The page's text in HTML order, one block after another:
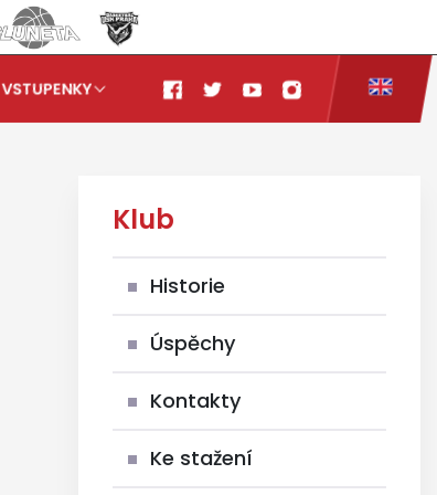
VSTUPENKY
Klub
Historie
Úspěchy
Kontakty
Ke stažení